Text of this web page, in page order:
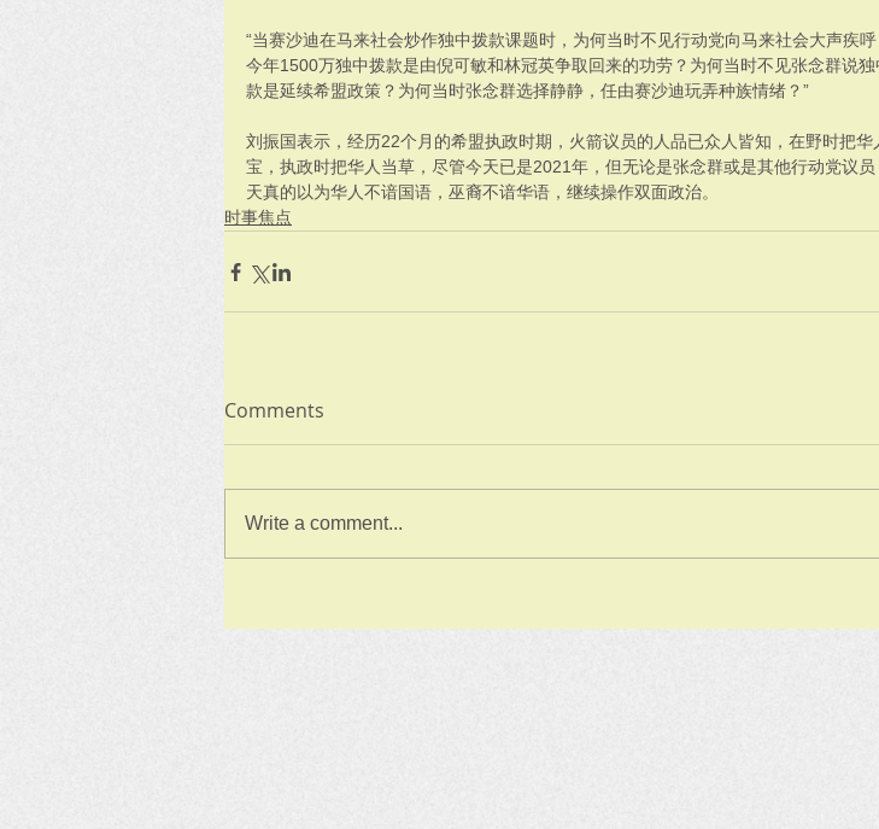
“当赛沙迪在马来社会炒作独中拨款课题时，为何当时不见行动党向马来社会大声疾
今年1500万独中拨款是由倪可敏和林冠英争取回来的功劳？为何当时不见张念群说独
款是延续希盟政策？为何当时张念群选择静静，任由赛沙迪玩弄种族情绪？”
刘振国表示，经历22个月的希盟执政时期，火箭议员的人品已众人皆知，在野时把华
宝，执政时把华人当草，尽管今天已是2021年，但无论是张念群或是其他行动党议员
天真的以为华人不谙国语，巫裔不谙华语，继续操作双面政治。
时事焦点
Comments
Write a comment...